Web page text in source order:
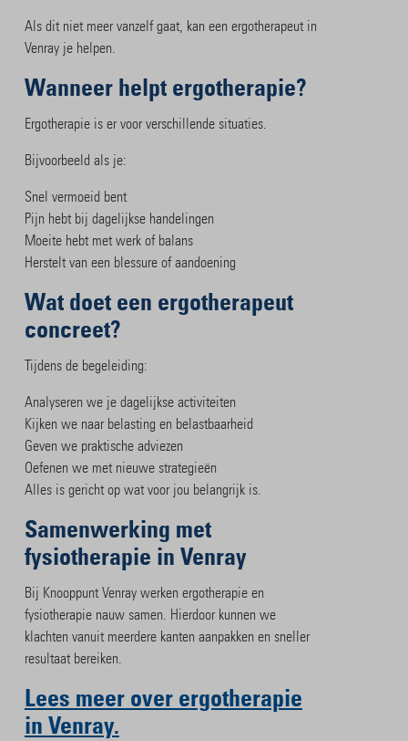
Als dit niet meer vanzelf gaat, kan een ergotherapeut in
Venray je helpen.
Wanneer helpt ergotherapie?
Ergotherapie is er voor verschillende situaties.
Bijvoorbeeld als je:
Snel vermoeid bent
Pijn hebt bij dagelijkse handelingen
Moeite hebt met werk of balans
Herstelt van een blessure of aandoening
Wat doet een ergotherapeut
concreet?
Tijdens de begeleiding:
Analyseren we je dagelijkse activiteiten
Kijken we naar belasting en belastbaarheid
Geven we praktische adviezen
Oefenen we met nieuwe strategieën
Alles is gericht op wat voor jou belangrijk is.
Samenwerking met
fysiotherapie in Venray
Bij Knooppunt Venray werken ergotherapie en
fysiotherapie nauw samen. Hierdoor kunnen we
klachten vanuit meerdere kanten aanpakken en sneller
resultaat bereiken.
Lees meer over ergotherapie
in Venray.